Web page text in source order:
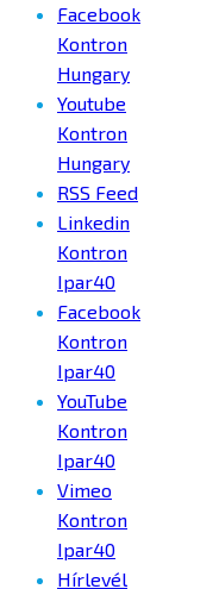
Facebook
Kontron
Hungary
Youtube
Kontron
Hungary
RSS Feed
Linkedin
Kontron
Ipar40
Facebook
Kontron
Ipar40
YouTube
Kontron
Ipar40
Vimeo
Kontron
Ipar40
Hírlevél